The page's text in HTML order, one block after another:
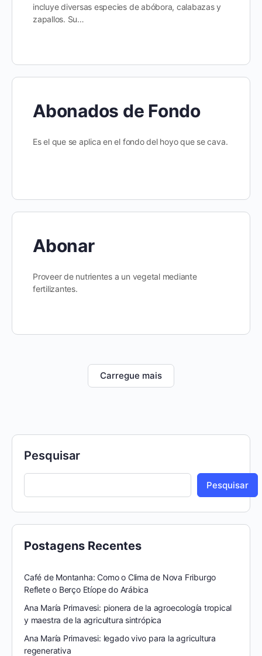
incluye diversas especies de abóbora, calabazas y
zapallos. Su…
Abonados de Fondo
Es el que se aplica en el fondo del hoyo que se cava.
Abonar
Proveer de nutrientes a un vegetal mediante
fertilizantes.
Carregue mais
Pesquisar
Pesquisar
Postagens Recentes
Café de Montanha: Como o Clima de Nova Friburgo
Reflete o Berço Etíope do Arábica
Ana María Primavesi: pionera de la agroecología tropical
y maestra de la agricultura sintrópica
Ana María Primavesi: legado vivo para la agricultura
regenerativa